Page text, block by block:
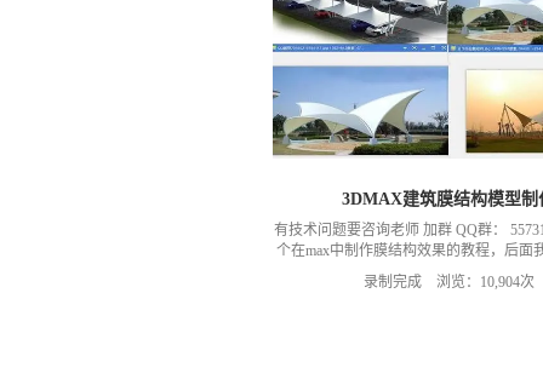
3DMAX建筑膜结构模型制
有技术问题要咨询老师 加群 QQ群：
个在max中制作膜结构效果的教程，后面
新新的教程
录制完成 浏览：10,904次